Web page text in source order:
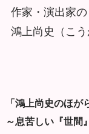
作家・演出家の
鴻上尚史（こ
「鴻上尚史のほが
～息苦しい『世間